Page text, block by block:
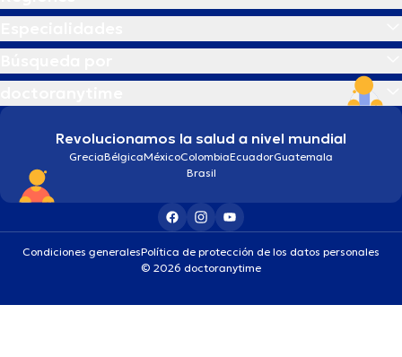
Revolucionamos la salud a nivel mundial
GreciaBélgicaMéxicoColombiaEcuadorGuatemala
Brasil
Condiciones generalesPolítica de protección de los datos personales
© 2026 doctoranytime